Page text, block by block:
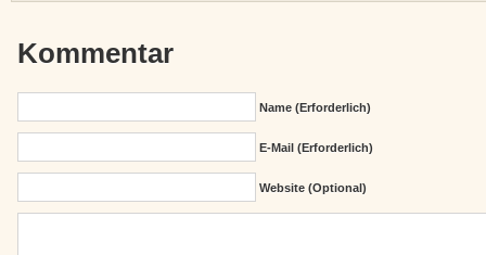
Kommentar
Name (erforderlich)
E-Mail (erforderlich)
Website (Optional)